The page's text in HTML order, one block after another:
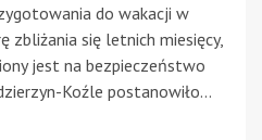
do wakacji w
zbliżania się letnich miesięcy,
jest na bezpieczeństwo
Koźle postanowiło...